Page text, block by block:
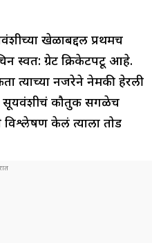
खेळाबद्दल प्रथमच
स्वत: ग्रेट क्रिकेटपटू आहे.
त्याच्या नजरेने नेमकी हेरली
सूर्यवंशीचं कौतुक सगळेच
केलं त्याला तोड